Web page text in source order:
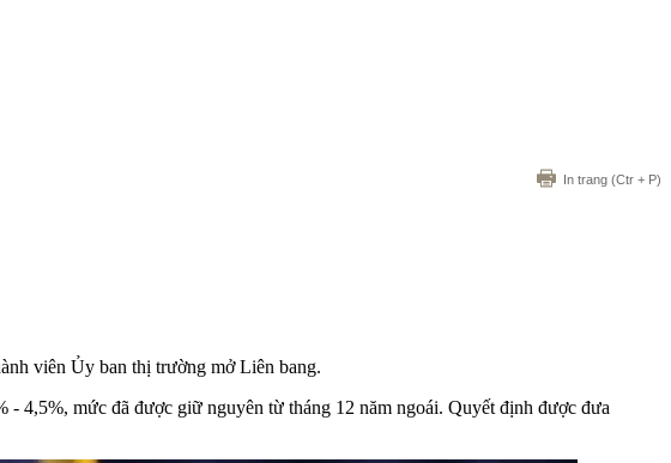
In trang (Ctr + P)
viên Ủy ban thị trường mở Liên bang.
4,5%, mức đã được giữ nguyên từ tháng 12 năm ngoái. Quyết định được đưa